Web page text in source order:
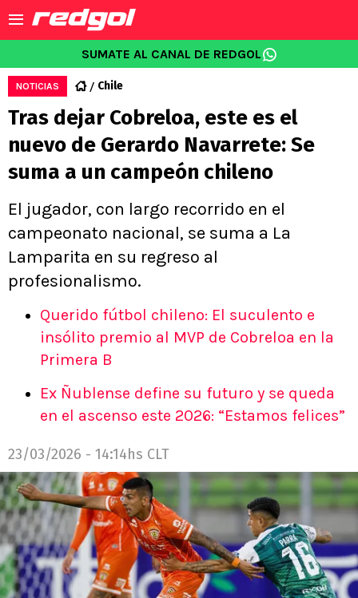
SUMATE AL CANAL DE REDGOL
NOTICIAS Chile
Tras dejar Cobreloa, este es el
nuevo de Gerardo Navarrete: Se
suma a un campeón chileno
El jugador, con largo recorrido en el
campeonato nacional, se suma a La
Lamparita en su regreso al
profesionalismo.
Querido fútbol chileno: El suculento e
insólito premio al MVP de Cobreloa en la
Primera B
Ex Ñublense define su futuro y se queda
en el ascenso este 2026: “Estamos felices”
23/03/2026 - 14:14hs CLT